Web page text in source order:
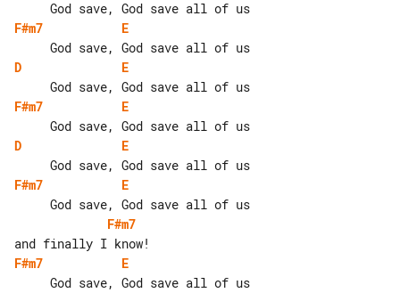
F#m7
E
D
E
F#m7
E
D
E
F#m7
E
F#m7
F#m7
E